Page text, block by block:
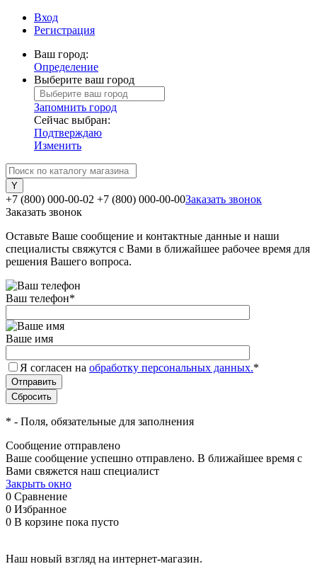
Вход
Регистрация
Ваш город:
Определение
Выберите ваш город
Запомнить город
Сейчас выбран:
Подтверждаю
Изменить
+7 (800) 000-00-02 +7 (800) 000-00-00Заказать звонок
Заказать звонок
Оставьте Ваше сообщение и контактные данные и наши
специалисты свяжутся с Вами в ближайшее рабочее время для
решения Вашего вопроса.
Ваш телефон*
Ваше имя
Я согласен на обработку персональных данных.*
* - Поля, обязательные для заполнения
Сообщение отправлено
Ваше сообщение успешно отправлено. В ближайшее время с
Вами свяжется наш специалист
Закрыть окно
0 Сравнение
0 Избранное
0 В корзине пока пусто
Наш новый взгляд на интернет-магазин.